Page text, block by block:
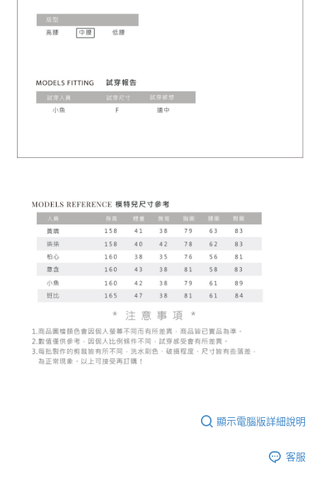
顯示電腦版詳細說明
客服